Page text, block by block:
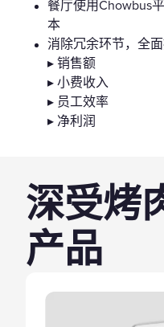
餐厅使用Chowbus
本
消除冗余环节，全面
▸ 销售额
▸ 小费收入
▸ 员工效率
▸ 净利润
深受烤
产品